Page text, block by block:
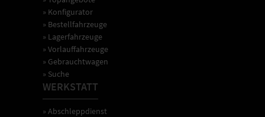
» Konfigurator
» Bestellfahrzeuge
» Lagerfahrzeuge
» Vorlauffahrzeuge
» Gebrauchtwagen
» Suche
WERKSTATT
» Abschleppdienst